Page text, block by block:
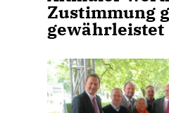
Zustimmung
gewährleistet